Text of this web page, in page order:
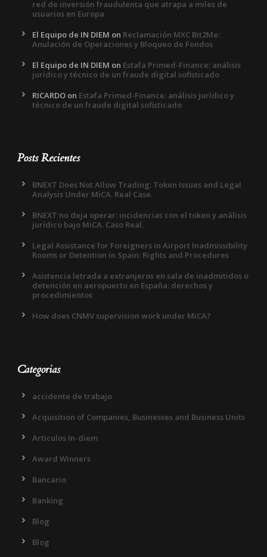
red de inversión fraudulenta que atrapa a miles de
usuarios en Europa
El Equipo de IN DIEM on Reclamación MXC Bit2Me:
Anulación de Operaciones y Bloqueo de Fondos
El Equipo de IN DIEM on Estafa Primed-Finance: análisis
jurídico y técnico de un fraude digital sofisticado
RICARDO on Estafa Primed-Finance: análisis jurídico y
técnico de un fraude digital sofisticado
Posts Recientes
BNEXT Does Not Allow Trading: Token Issues and Legal
Analysis Under MiCA. Real Case.
BNEXT no deja operar: incidencias con el token y análisis
jurídico bajo MiCA. Caso Real.
Legal Assistance for Foreigners in Airport Inadmissibility
Rooms or Detention in Spain: Rights and Procedures
Asistencia letrada a extranjeros en sala de inadmitidos o
detención en aeropuerto en España: derechos y
procedimientos
How does CNMV supervision work under MiCA?
Categorias
accidente de trabajo
Acquisition of Companies, Businesses and Business Units
Articulos In-diem
Award Winners
Bancario
Banking
Blog
Blog